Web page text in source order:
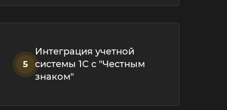
5
Интеграция учетной
системы 1С с "Честным
знаком"